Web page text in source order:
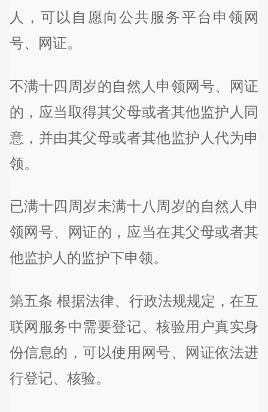
人，可以自愿向公共服务平台申领网
号、网证。
不满十四周岁的自然人申领网号、网证
的，应当取得其父母或者其他监护人同
意，并由其父母或者其他监护人代为申
领。
已满十四周岁未满十八周岁的自然人申
领网号、网证的，应当在其父母或者其
他监护人的监护下申领。
第五条 根据法律、行政法规规定，在互
联网服务中需要登记、核验用户真实身
份信息的，可以使用网号、网证依法进
行登记、核验。